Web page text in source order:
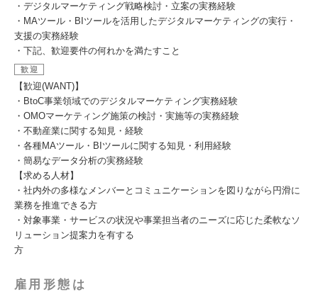
・デジタルマーケティング戦略検討・立案の実務経験
・MAツール・BIツールを活用したデジタルマーケティングの実行・
支援の実務経験
・下記、歓迎要件の何れかを満たすこと
歓迎
【歓迎(WANT)】
・BtoC事業領域でのデジタルマーケティング実務経験
・OMOマーケティング施策の検討・実施等の実務経験
・不動産業に関する知見・経験
・各種MAツール・BIツールに関する知見・利用経験
・簡易なデータ分析の実務経験
【求める人材】
・社内外の多様なメンバーとコミュニケーションを図りながら円滑に
業務を推進できる方
・対象事業・サービスの状況や事業担当者のニーズに応じた柔軟なソ
リューション提案力を有する
方
雇用形態は